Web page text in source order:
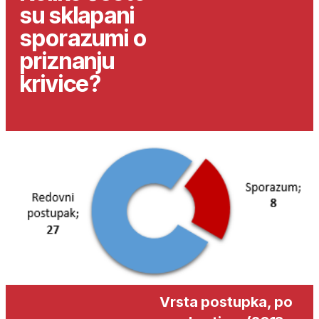
su sklapani
sporazumi o
priznanju
krivice?
Vrsta postupka, po